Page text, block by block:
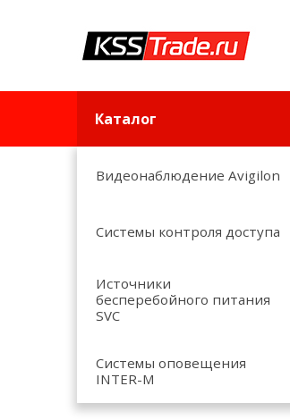
Каталог
Видеонаблюдение Avigilon
Системы контроля доступа
Источники
бесперебойного питания
SVC
Системы оповещения
INTER-M